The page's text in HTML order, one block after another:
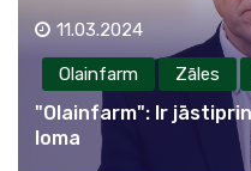
11.03.2024
Olainfarm Zāles
"Olainfarm": Ir
loma